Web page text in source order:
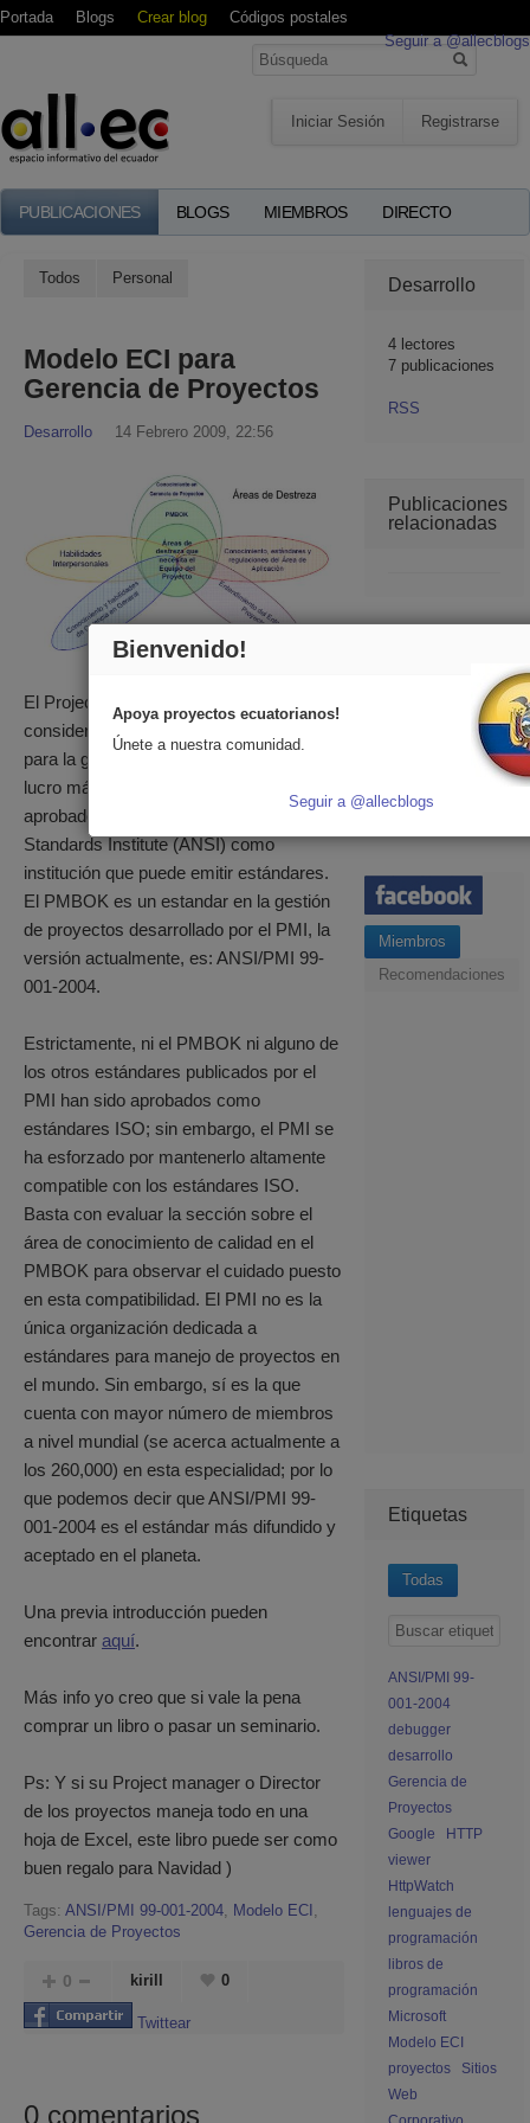
Portada Blogs Crear blog
Códigos postales
Seguir a @allecblogs
Iniciar Sesión Registrarse
PUBLICACIONES BLOGS MIEMBROS DIRECTO
Todos Personal
Modelo ECI para
Gerencia de Proyectos
Desarrollo 14 Febrero 2009, 22:56
El Project Management Institute (PMI) es
considerado la asociación profesional
para la gestión de proyectos sin fines de
lucro más grande del mundo y está
aprobado por el American National
Standards Institute (ANSI) como
institución que puede emitir estándares.
El PMBOK es un estandar en la gestión
de proyectos desarrollado por el PMI, la
versión actualmente, es: ANSI/PMI 99-
001-2004.
Estrictamente, ni el PMBOK ni alguno de
los otros estándares publicados por el
PMI han sido aprobados como
estándares ISO; sin embargo, el PMI se
ha esforzado por mantenerlo altamente
compatible con los estándares ISO.
Basta con evaluar la sección sobre el
área de conocimiento de calidad en el
PMBOK para observar el cuidado puesto
en esta compatibilidad. El PMI no es la
única organización dedicada a
estándares para manejo de proyectos en
el mundo. Sin embargo, sí es la que
cuenta con mayor número de miembros
a nivel mundial (se acerca actualmente a
los 260,000) en esta especialidad; por lo
que podemos decir que ANSI/PMI 99-
001-2004 es el estándar más difundido y
aceptado en el planeta.
Una previa introducción pueden
encontrar aquí.
Más info yo creo que si vale la pena
comprar un libro o pasar un seminario.
Ps: Y si su Project manager o Director
de los proyectos maneja todo en una
hoja de Excel, este libro puede ser como
buen regalo para Navidad )
Tags: ANSI/PMI 99-001-2004, Modelo ECI ,
Gerencia de Proyectos
0 kirill 0
Twittear
0 comentarios
Desarrollo
4lectores
7 publicaciones
RSS
Publicaciones
relacionadas
Comentarios
Publicaciones
Miembros
Recomendaciones
Etiquetas
Todas
ANSI/PMI 99-
001-2004
debugger
desarrollo
Gerencia de
Proyectos
Google
HTTP
viewer
HttpWatch
lenguajes de
programación
libros de
programación
Microsoft
Modelo ECI
proyectos
Sitios
Web
Bienvenido!
Apoya proyectos ecuatorianos!
Únete a nuestra comunidad.
Seguir a @allecblogs